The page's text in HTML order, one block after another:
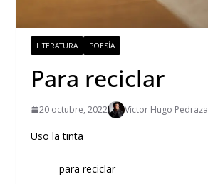
LITERATURA POESÍA
Para reciclar
20 octubre, 2022 Víctor Hugo Pedraza
Uso la tinta
para reciclar